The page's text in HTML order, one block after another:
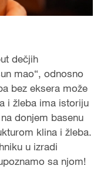
dečjih
mao“, odnosno
bez eksera može
i žleba ima istoriju
donjem basenu
klina i žleba.
u izradi
sa njom!